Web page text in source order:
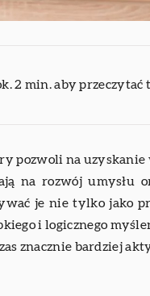
2 min. aby przeczytać
pozwoli na
na rozwój umysłu
je nie tylko jako
i logicznego
znacznie bardziej